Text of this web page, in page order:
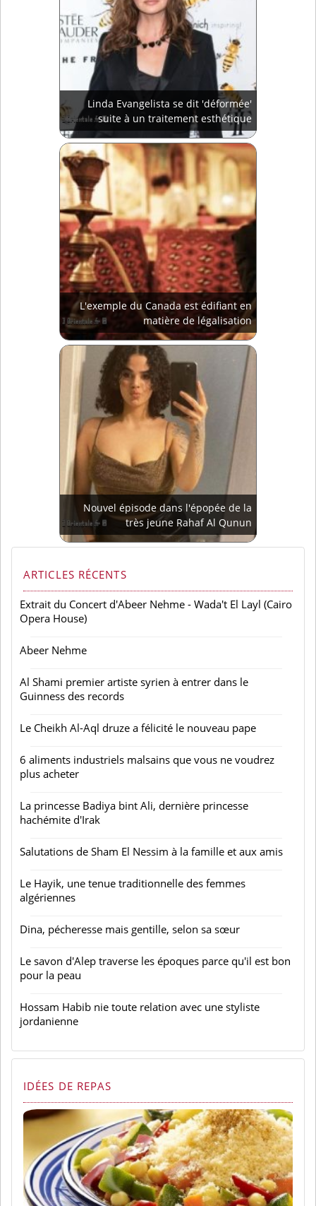
Linda Evangelista se dit 'déformée'
suite à un traitement esthétique
L'exemple du Canada est édifiant en
matière de légalisation
Nouvel épisode dans l'épopée de la
très jeune Rahaf Al Qunun
ARTICLES RÉCENTS
Extrait du Concert d'Abeer Nehme - Wada't El Layl (Cairo
Opera House)
Abeer Nehme
Al Shami premier artiste syrien à entrer dans le
Guinness des records
Le Cheikh Al-Aql druze a félicité le nouveau pape
6 aliments industriels malsains que vous ne voudrez
plus acheter
La princesse Badiya bint Ali, dernière princesse
hachémite d'Irak
Salutations de Sham El Nessim à la famille et aux amis
Le Hayik, une tenue traditionnelle des femmes
algériennes
Dina, pécheresse mais gentille, selon sa sœur
Le savon d'Alep traverse les époques parce qu'il est bon
pour la peau
Hossam Habib nie toute relation avec une styliste
jordanienne
IDÉES DE REPAS